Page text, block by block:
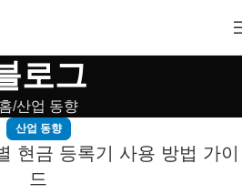
로그
홈 산업 동향
산업 동향
현금 등록기 사용 방법 가이
드